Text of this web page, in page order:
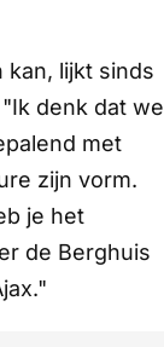
kan, lijkt sinds
denk dat we
met
zijn vorm.
je het
de Berghuis